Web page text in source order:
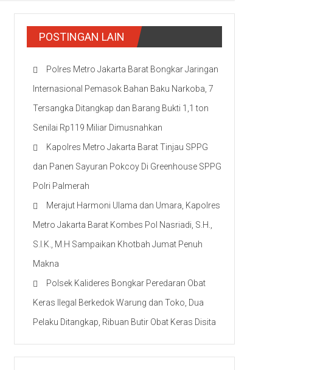
POSTINGAN LAIN
Polres Metro Jakarta Barat Bongkar Jaringan
Internasional Pemasok Bahan Baku Narkoba, 7
Tersangka Ditangkap dan Barang Bukti 1,1 ton
Senilai Rp119 Miliar Dimusnahkan
Kapolres Metro Jakarta Barat Tinjau SPPG
dan Panen Sayuran Pokcoy Di Greenhouse SPPG
Polri Palmerah
Merajut Harmoni Ulama dan Umara, Kapolres
Metro Jakarta Barat Kombes Pol Nasriadi, S.H.,
S.I.K., M.H Sampaikan Khotbah Jumat Penuh
Makna
Polsek Kalideres Bongkar Peredaran Obat
Keras Ilegal Berkedok Warung dan Toko, Dua
Pelaku Ditangkap, Ribuan Butir Obat Keras Disita